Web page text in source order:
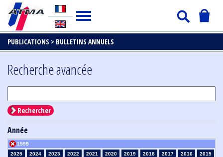
PUBLICATIONS > BULLETINS ANNUELS
Recherche avancée
Rechercher
Année
2025 2024 2023 2022 2021 2020 2019 2018 2017 2016
2015
1999